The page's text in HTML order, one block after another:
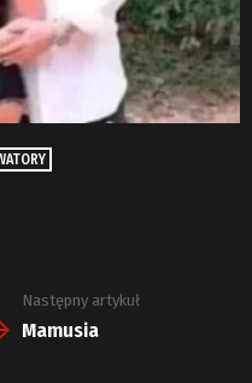
Następny artykuł
Mamusia